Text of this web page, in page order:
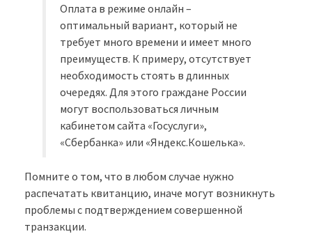
Оплата в режиме онлайн –
оптимальный вариант, который не
требует много времени и имеет много
преимуществ. К примеру, отсутствует
необходимость стоять в длинных
очередях. Для этого граждане России
могут воспользоваться личным
кабинетом сайта «Госуслуги»,
«Сбербанка» или «Яндекс.Кошелька».
Помните о том, что в любом случае нужно
распечатать квитанцию, иначе могут возникнуть
проблемы с подтверждением совершенной
транзакции.